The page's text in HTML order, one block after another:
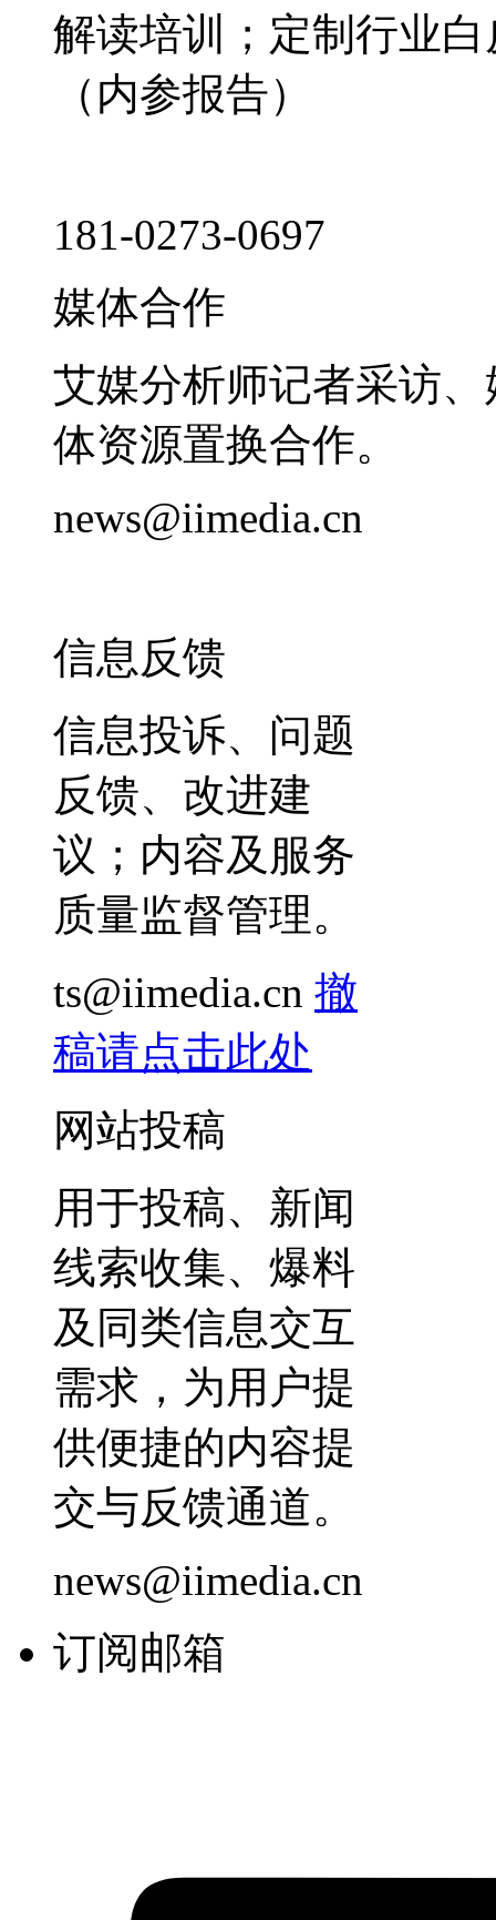
解读培训；定制行业
（内参报告）
181-0273-0697
媒体合作
艾媒分析师记者采访
体资源置换合作。
news@iimedia.cn
信息反馈
信息投诉、问题
反馈、改进建
议；内容及服务
质量监督管理。
ts@iimedia.cn 撤
稿请点击此处
网站投稿
用于投稿、新闻
线索收集、爆料
及同类信息交互
需求，为用户提
供便捷的内容提
交与反馈通道。
news@iimedia.cn
订阅邮箱